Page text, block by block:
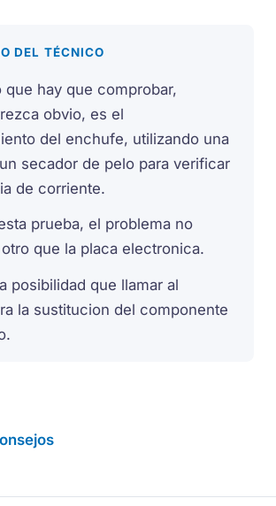
DEL TÉCNICO
que hay que comprobar,
obvio, es el
del enchufe, utilizando una
secador de pelo para verificar
de corriente.
prueba, el problema no
que la placa electronica.
posibilidad que llamar al
la sustitucion del componente